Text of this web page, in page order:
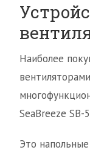
Наиболее
SeaBreeze SB-
Это